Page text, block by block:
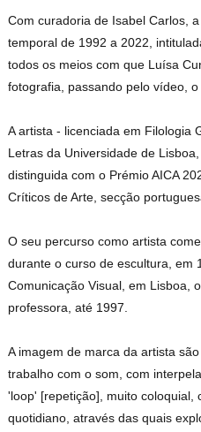
Com curadoria de Isabel Carlos,
temporal de 1992 a 2022,
todos os meios com que Luísa
fotografia, passando pelo vídeo,
A artista - licenciada em Filologia
Letras da Universidade de
distinguida com o Prémio AICA
Críticos de Arte, secção
O seu percurso como artista
durante o curso de escultura, em
Comunicação Visual, em Lisboa,
professora, até 1997.
A imagem de marca da artista
trabalho com o som, com
'loop' [repetição], muito coloquial,
quotidiano, através das quais